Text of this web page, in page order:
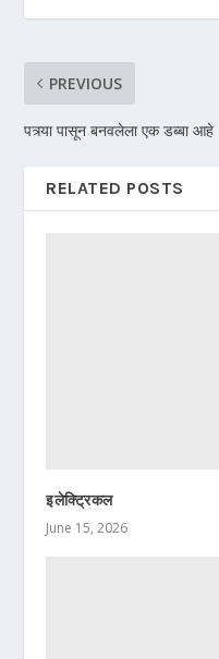
PREVIOUS
पत्र्या पासून बनवलेला एक डब्बा आहे
RELATED POSTS
इलेक्ट्रिकल
June 15, 2026